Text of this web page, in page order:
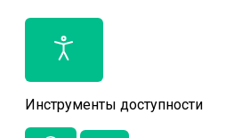
Инструменты доступности